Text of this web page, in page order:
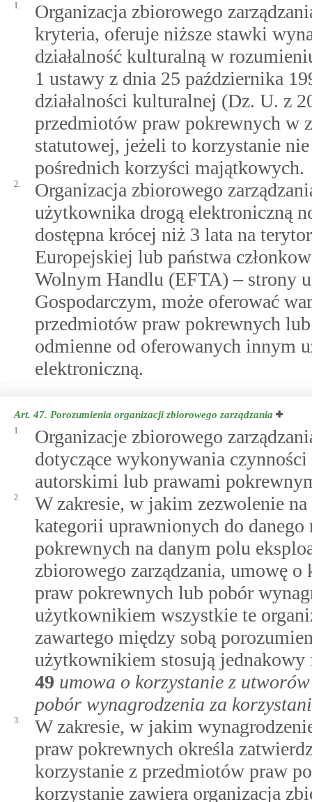
1.
Organizacja zbiorowego
kryteria, oferuje niższe stawki
działalność kulturalną w
1 ustawy z dnia 25 października
działalności kulturalnej (Dz. U. z
przedmiotów praw pokrewnych w
statutowej, jeżeli to korzystanie
pośrednich korzyści majątkowych.
2.
Organizacja zbiorowego
użytkownika drogą elektroniczną
dostępna krócej niż 3 lata na
Europejskiej lub państwa
Wolnym Handlu (EFTA) – strony
Gospodarczym, może oferować
przedmiotów praw pokrewnych
odmienne od oferowanych innym
elektroniczną.
Art. 47. Porozumienia organizacji zbiorowego zarządzania
1.
Organizacje zbiorowego
dotyczące wykonywania
autorskimi lub prawami
2.
W zakresie, w jakim zezwolenie
kategorii uprawnionych do
pokrewnych na danym polu
zbiorowego zarządzania, umowę
praw pokrewnych lub pobór
użytkownikiem wszystkie te
zawartego między sobą
użytkownikiem stosują
49 umowa o korzystanie z
pobór wynagrodzenia za
3.
W zakresie, w jakim
praw pokrewnych określa
korzystanie z przedmiotów praw
korzystanie zawiera organizacja